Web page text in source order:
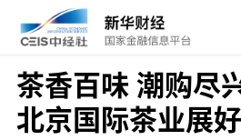
茶香百味 潮购
北京国际茶业展